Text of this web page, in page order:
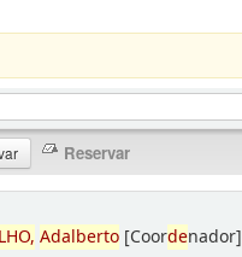
Adalberto [Coordenador]